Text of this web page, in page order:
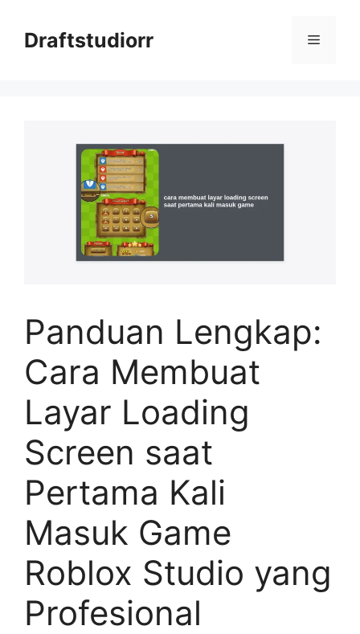
contentDraftstudiorr Menu
Panduan Lengkap:
Cara Membuat
Layar Loading
Screen saat
Pertama Kali
Masuk Game
Roblox Studio yang
Profesional